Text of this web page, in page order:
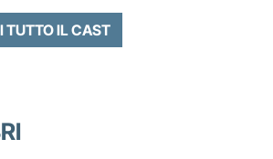
TUTTO IL CAST